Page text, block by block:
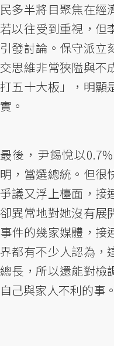
民多半將目聚焦在經
若以往受到重視，但
引發討論。保守派立
交思維非常狹隘與不
打五十大板」，明顯
實。
最後，尹錫悅以
明，當選總統。但很
爭議又浮上檯面，接
卻異常地對她沒有展
事件的幾家媒體，接
界都有不少人認為，
總長，所以還能對檢
自己與家人不利的事。